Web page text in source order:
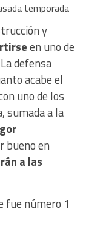
temporada
y
en uno de
defensa
acabe el
uno de los
sumada a la
bueno en
a las
fue número 1